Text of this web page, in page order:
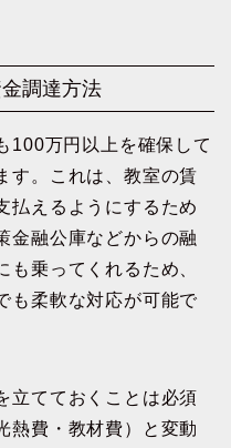
調達方法
100万円以上を確保して
す。これは、教室の賃
払えるようにするため
金融公庫などからの融
も乗ってくれるため、
も柔軟な対応が可能で
立てておくことは必須
熱費・教材費）と変動